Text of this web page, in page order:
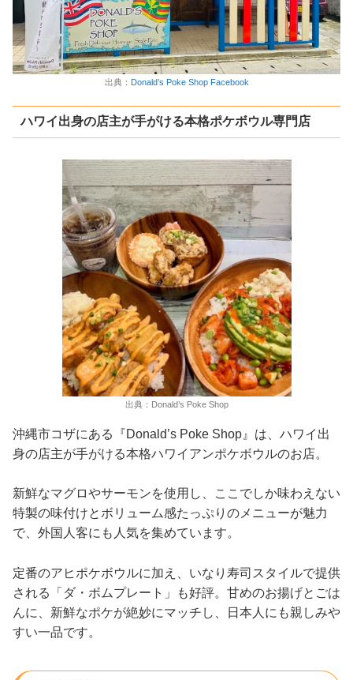
出典： Donald’s Poke Shop Facebook
ハワイ出身の店主が手がける本格ポケボウル専門店
出典：Donald’s Poke Shop
沖縄市コザにある『Donald’s Poke Shop』は、ハワイ出
身の店主が手がける本格ハワイアンポケボウルのお店。
新鮮なマグロやサーモンを使用し、ここでしか味わえない
特製の味付けとボリューム感たっぷりのメニューが魅力
で、外国人客にも人気を集めています。
定番のアヒポケボウルに加え、いなり寿司スタイルで提供
される「ダ・ボムプレート」も好評。甘めのお揚げとごは
んに、新鮮なポケが絶妙にマッチし、日本人にも親しみや
すい一品です。